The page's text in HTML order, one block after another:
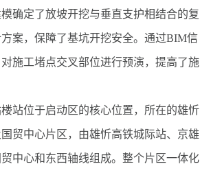
确定了放坡开挖与垂直支护相结合的复
案，保障了基坑开挖安全。通过BIM信
施工堵点交叉部位进行预演，提高了施
位于启动区的核心位置，所在的雄忻
贸中心片区，由雄忻高铁城际站、京雄
中心和东西轴线组成。整个片区一体化